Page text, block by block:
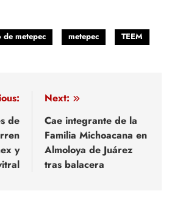
de metepec metepec TEEM
de
y
Next:
Cae integrante de la
Familia Michoacana en
Almoloya de Juárez
tras balacera